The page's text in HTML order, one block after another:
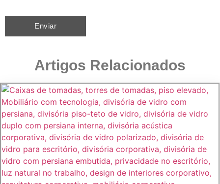
Artigos Relacionados